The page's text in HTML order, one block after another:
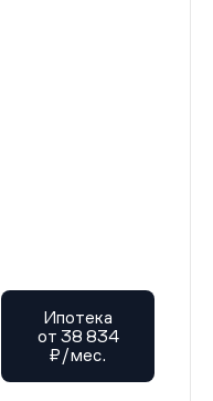
Ипотека
от 38 834
₽/мес.